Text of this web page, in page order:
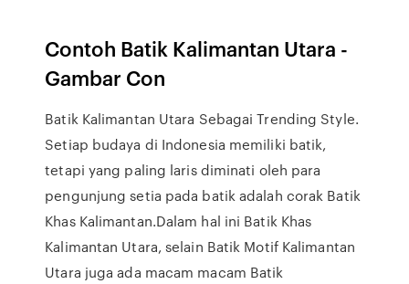
Contoh Batik Kalimantan Utara -
Gambar Con
Batik Kalimantan Utara Sebagai Trending Style.
Setiap budaya di Indonesia memiliki batik,
tetapi yang paling laris diminati oleh para
pengunjung setia pada batik adalah corak Batik
Khas Kalimantan.Dalam hal ini Batik Khas
Kalimantan Utara, selain Batik Motif Kalimantan
Utara juga ada macam macam Batik